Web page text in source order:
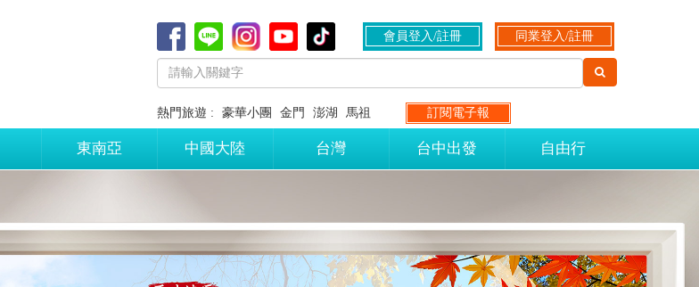
會員登入/註冊 同業登入/註冊
熱門旅遊 : 豪華小團 金門 澎湖 馬祖 訂閱電子報
東南亞 中國大陸 台灣 台中出發 自由行